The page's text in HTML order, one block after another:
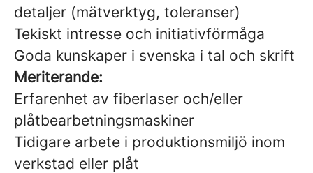
detaljer (mätverktyg, toleranser)
Tekiskt intresse och initiativförmåga
Goda kunskaper i svenska i tal och skrift
Meriterande:
Erfarenhet av fiberlaser och/eller
plåtbearbetningsmaskiner
Tidigare arbete i produktionsmiljö inom
verkstad eller plåt